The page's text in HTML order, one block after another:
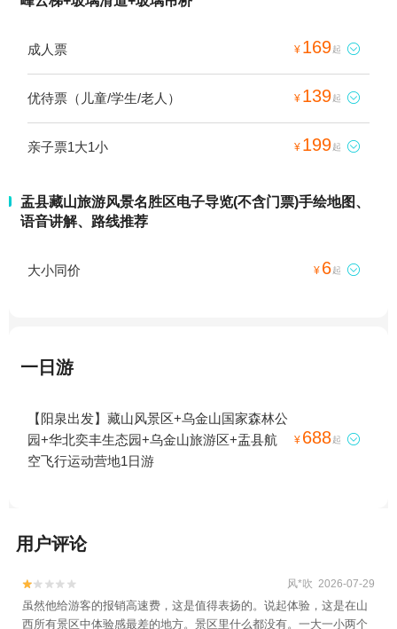
成人票 ¥ 169起 
优待票（儿童/学生/老人） ¥ 139起 
亲子票1大1小 ¥ 199起 
盂县藏山旅游风景名胜区电子导览(不含门票)手绘地图、
语音讲解、路线推荐
大小同价 ¥ 6起 
一日游
【阳泉出发】藏山风景区+乌金山国家森林公
园+华北奕丰生态园+乌金山旅游区+盂县航
空飞行运动营地1日游
¥ 688起 
用户评论

 风*吹 2026-07-29
虽然他给游客的报销高速费，这是值得表扬的。说起体验，这是在山
西所有景区中体验感最差的地方。景区里什么都没有。一大一小两个